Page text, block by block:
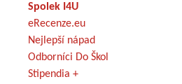
Spolek I4U
eRecenze.eu
Nejlepší nápad
Odborníci Do Škol
Stipendia +